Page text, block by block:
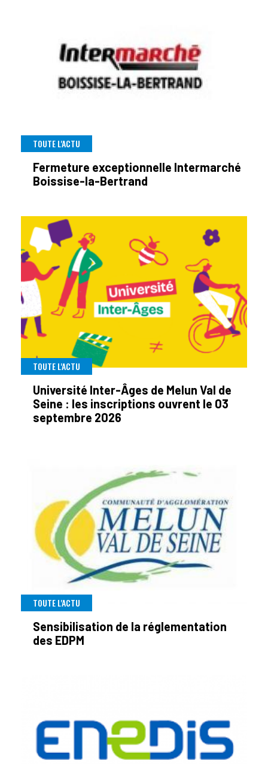
TOUTE L'ACTU
Fermeture exceptionnelle Intermarché
Boissise-la-Bertrand
TOUTE L'ACTU
Université Inter-Âges de Melun Val de
Seine : les inscriptions ouvrent le 03
septembre 2026
TOUTE L'ACTU
Sensibilisation de la réglementation
des EDPM